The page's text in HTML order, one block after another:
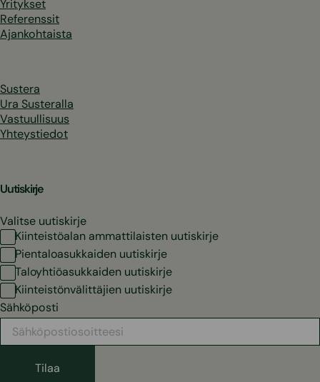
Yritykset
Referenssit
Ajankohtaista
Sustera
Ura Susteralla
Vastuullisuus
Yhteystiedot
Uutiskirje
Valitse uutiskirje
Kiinteistöalan ammattilaisten uutiskirje
Pientaloasukkaiden uutiskirje
Taloyhtiöasukkaiden uutiskirje
Kiinteistönvälittäjien uutiskirje
Sähköposti